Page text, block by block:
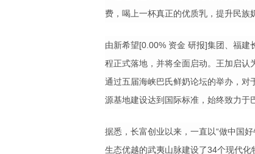
费，喝上一杯真正的优质乳，提升民族
由新希望[0.00% 资金 研报]集团、福建
程正式落地，并将全面启动。王加启认
通过五届海峡巴氏鲜奶论坛的举办，对
源基地建设达到国际标准，始终致力于
据悉，长富创业以来，一直以“做中国
生态优越的武夷山脉建设了34个现代化